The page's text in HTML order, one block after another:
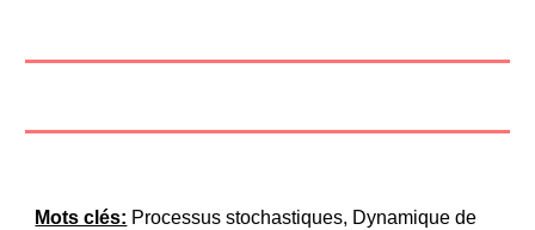
Mots clés: Processus stochastiques, Dynamique de